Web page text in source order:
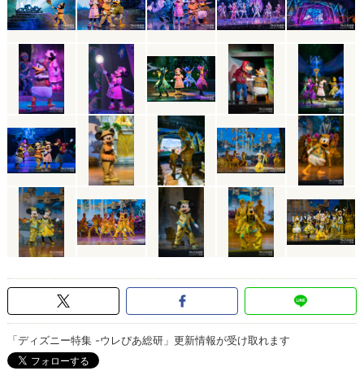
「ディズニー特集 -ウレぴあ総研」更新情報が受け取れます